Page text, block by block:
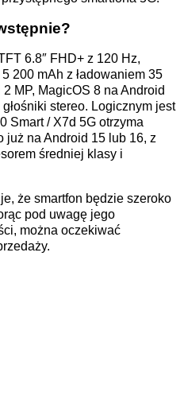
6.8″ FHD+ z 120 Hz,
200 mAh z ładowaniem 35
MP, MagicOS 8 na Android
stereo. Logicznym jest
Smart / X7d 5G otrzyma
na Android 15 lub 16, z
średniej klasy i
że smartfon będzie szeroko
pod uwagę jego
można oczekiwać